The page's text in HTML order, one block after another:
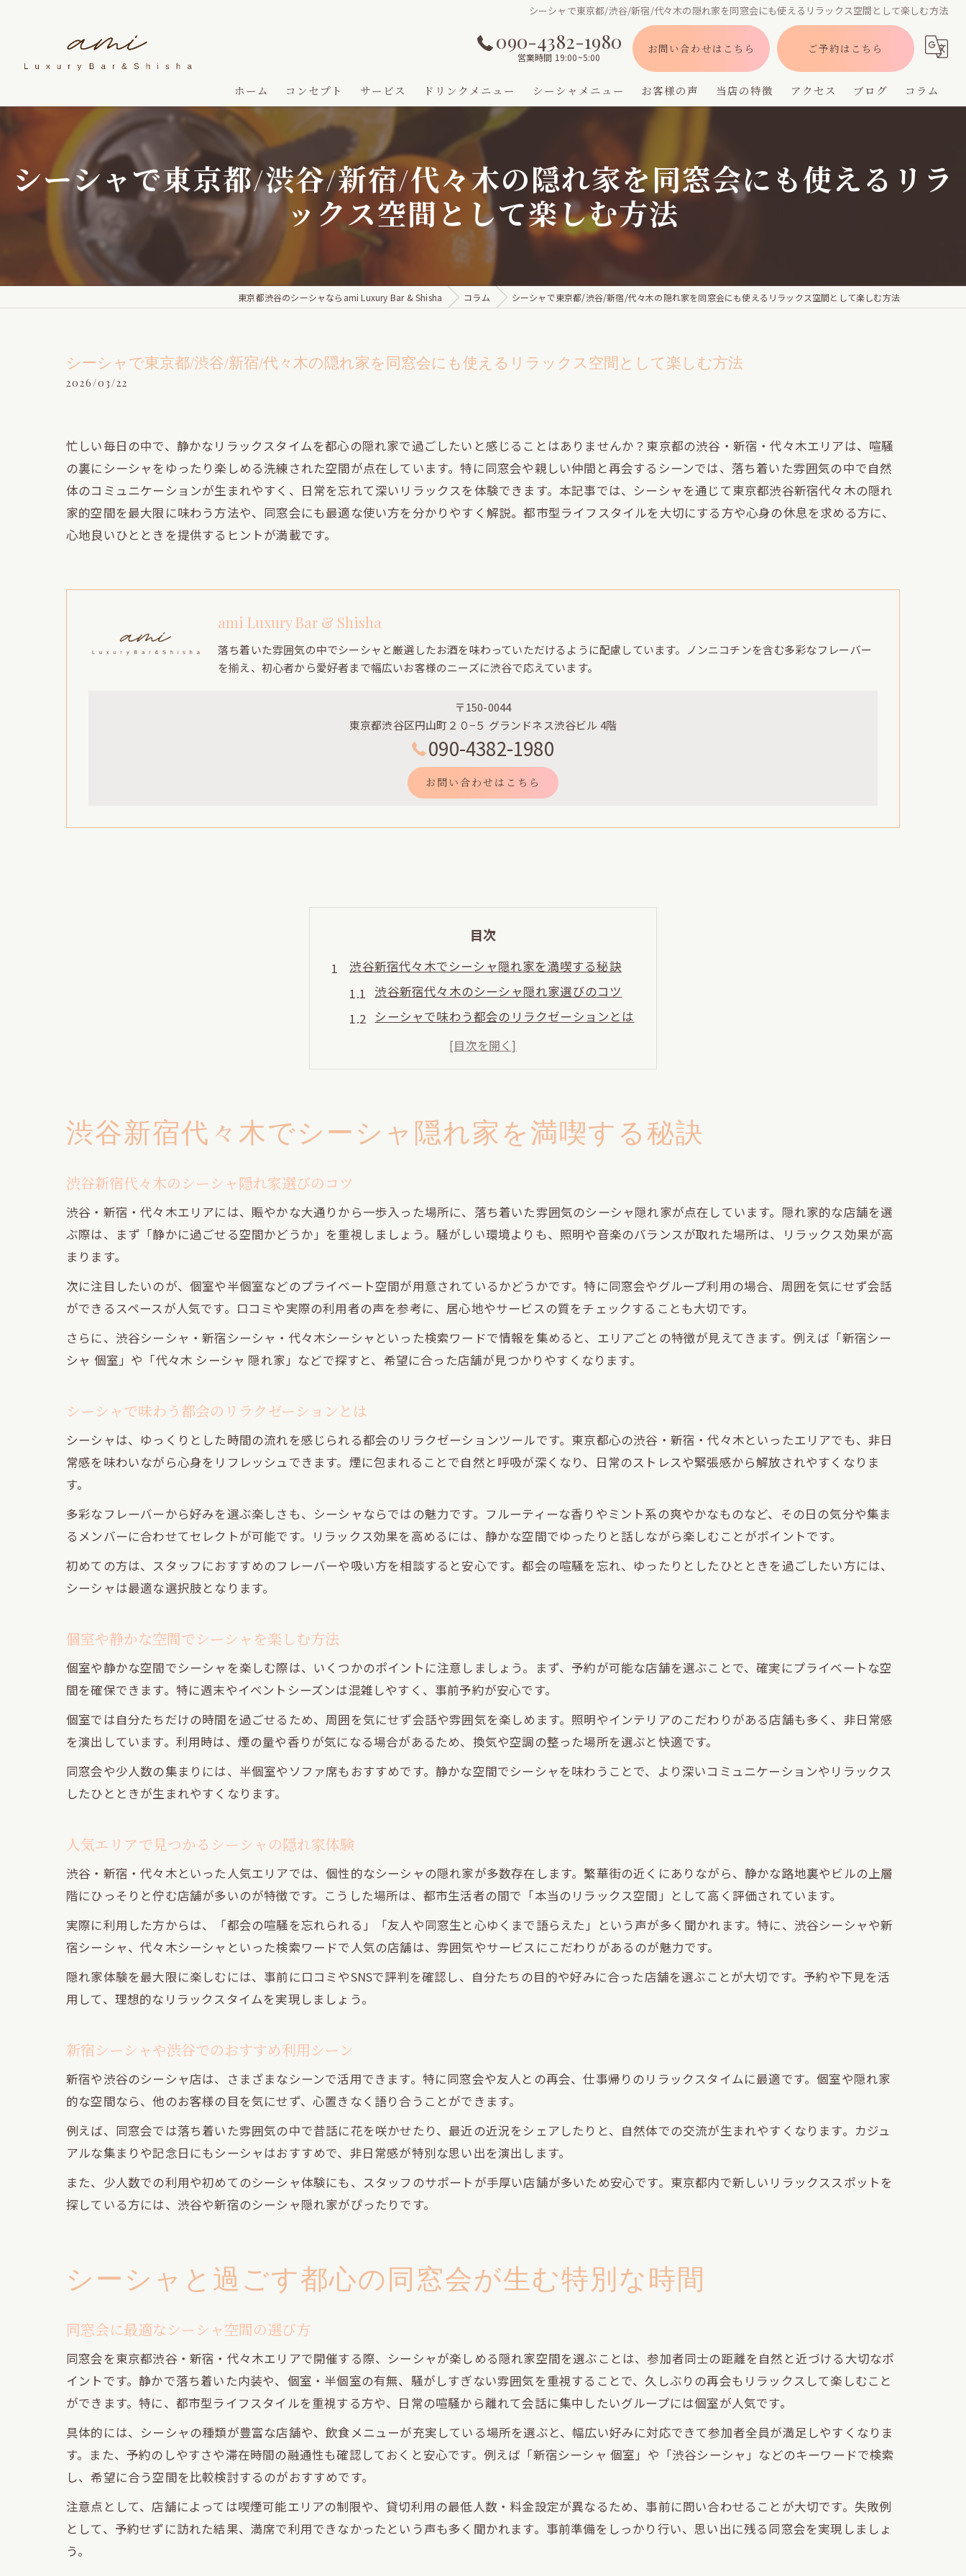
シーシャで東京都/渋谷/新宿/代々木の隠れ家を同窓会にも使えるリラックス空間として楽しむ方法
090-4382-1980
営業時間 19:00~5:00
お問い合わせはこちら ご予約はこちら
ホーム コンセプト サービス ドリンクメニュー シーシャメニュー お客様の声 当店の特徴
深夜営業
デート
アクセス ブログ コラム
シーシャで東京都/渋谷/新宿/代々木の隠れ家を同窓会にも使えるリラ
ックス空間として楽しむ方法
東京都渋谷のシーシャならami Luxury Bar & Shisha コラム シーシャで東京都/渋谷/新宿/代々木の隠れ家を同窓会にも使えるリラックス空間として楽しむ方法
シーシャで東京都/渋谷/新宿/代々木の隠れ家を同窓会にも使えるリラックス空間として楽しむ方法
2026/03/22
忙しい毎日の中で、静かなリラックスタイムを都心の隠れ家で過ごしたいと感じることはありませんか？東京都の渋谷・新宿・代々木エリアは、喧騒
の裏にシーシャをゆったり楽しめる洗練された空間が点在しています。特に同窓会や親しい仲間と再会するシーンでは、落ち着いた雰囲気の中で自然
体のコミュニケーションが生まれやすく、日常を忘れて深いリラックスを体験できます。本記事では、シーシャを通じて東京都渋谷新宿代々木の隠れ
家的空間を最大限に味わう方法や、同窓会にも最適な使い方を分かりやすく解説。都市型ライフスタイルを大切にする方や心身の休息を求める方に、
心地良いひとときを提供するヒントが満載です。
ami Luxury Bar & Shisha
落ち着いた雰囲気の中でシーシャと厳選したお酒を味わっていただけるように配慮しています。ノンニコチンを含む多彩なフレーバー
を揃え、初心者から愛好者まで幅広いお客様のニーズに渋谷で応えています。
〒150-0044
東京都渋谷区円山町２０−５ グランドネス渋谷ビル 4階
090-4382-1980
お問い合わせはこちら
目次
渋谷新宿代々木でシーシャ隠れ家を満喫する秘訣
渋谷新宿代々木のシーシャ隠れ家選びのコツ
シーシャで味わう都会のリラクゼーションとは
個室や静かな空間でシーシャを楽しむ方法
人気エリアで見つかるシーシャの隠れ家体験
シーシャと過ごす都心の同窓会が生む特別な時間
同窓会に最適なシーシャ空間の選び方
個室でシーシャと語らう同窓会の新定番
シーシャが生むリラックス感と特別な時間
静かなシーシャ空間で心身をリセットする方法
都会の隠れ家で過ごすシーシャの癒し時間
新宿や渋谷のシーシャで味わう深い安らぎ
代々木の落ち着くシーシャ個室利用のすすめ
リラックスと社交が両立する隠れ家の楽しみ方
シーシャで始まる自然なコミュニケーション
友人との会話が弾むリラックス空間の魅力
個室シーシャで体験する静かな交流時間
仕事帰りに最適なシーシャの使い方とは
同窓会におすすめのシーシャ体験とは
個室シーシャで作る思い出のひととき
シーシャと共に過ごす同窓会の魅力とは
新しいチルワーク空間としてのシーシャ活用法
シーシャカフェで実現するチルワーク体験
リラックスしながら仕事が進む空間作り
渋谷新宿代々木でシーシャ隠れ家を満喫する秘訣
渋谷新宿代々木のシーシャ隠れ家選びのコツ
渋谷・新宿・代々木エリアには、賑やかな大通りから一歩入った場所に、落ち着いた雰囲気のシーシャ隠れ家が点在しています。隠れ家的な店舗を選
ぶ際は、まず「静かに過ごせる空間かどうか」を重視しましょう。騒がしい環境よりも、照明や音楽のバランスが取れた場所は、リラックス効果が高
まります。
次に注目したいのが、個室や半個室などのプライベート空間が用意されているかどうかです。特に同窓会やグループ利用の場合、周囲を気にせず会話
ができるスペースが人気です。口コミや実際の利用者の声を参考に、居心地やサービスの質をチェックすることも大切です。
さらに、渋谷シーシャ・新宿シーシャ・代々木シーシャといった検索ワードで情報を集めると、エリアごとの特徴が見えてきます。例えば「新宿シー
シャ 個室」や「代々木 シーシャ 隠れ家」などで探すと、希望に合った店舗が見つかりやすくなります。
シーシャで味わう都会のリラクゼーションとは
シーシャは、ゆっくりとした時間の流れを感じられる都会のリラクゼーションツールです。東京都心の渋谷・新宿・代々木といったエリアでも、非日
常感を味わいながら心身をリフレッシュできます。煙に包まれることで自然と呼吸が深くなり、日常のストレスや緊張感から解放されやすくなりま
す。
多彩なフレーバーから好みを選ぶ楽しさも、シーシャならではの魅力です。フルーティーな香りやミント系の爽やかなものなど、その日の気分や集ま
るメンバーに合わせてセレクトが可能です。リラックス効果を高めるには、静かな空間でゆったりと話しながら楽しむことがポイントです。
初めての方は、スタッフにおすすめのフレーバーや吸い方を相談すると安心です。都会の喧騒を忘れ、ゆったりとしたひとときを過ごしたい方には、
シーシャは最適な選択肢となります。
個室や静かな空間でシーシャを楽しむ方法
個室や静かな空間でシーシャを楽しむ際は、いくつかのポイントに注意しましょう。まず、予約が可能な店舗を選ぶことで、確実にプライベートな空
間を確保できます。特に週末やイベントシーズンは混雑しやすく、事前予約が安心です。
個室では自分たちだけの時間を過ごせるため、周囲を気にせず会話や雰囲気を楽しめます。照明やインテリアのこだわりがある店舗も多く、非日常感
を演出しています。利用時は、煙の量や香りが気になる場合があるため、換気や空調の整った場所を選ぶと快適です。
同窓会や少人数の集まりには、半個室やソファ席もおすすめです。静かな空間でシーシャを味わうことで、より深いコミュニケーションやリラックス
したひとときが生まれやすくなります。
人気エリアで見つかるシーシャの隠れ家体験
渋谷・新宿・代々木といった人気エリアでは、個性的なシーシャの隠れ家が多数存在します。繁華街の近くにありながら、静かな路地裏やビルの上層
階にひっそりと佇む店舗が多いのが特徴です。こうした場所は、都市生活者の間で「本当のリラックス空間」として高く評価されています。
実際に利用した方からは、「都会の喧騒を忘れられる」「友人や同窓生と心ゆくまで語らえた」という声が多く聞かれます。特に、渋谷シーシャや新
宿シーシャ、代々木シーシャといった検索ワードで人気の店舗は、雰囲気やサービスにこだわりがあるのが魅力です。
隠れ家体験を最大限に楽しむには、事前に口コミやSNSで評判を確認し、自分たちの目的や好みに合った店舗を選ぶことが大切です。予約や下見を活
用して、理想的なリラックスタイムを実現しましょう。
新宿シーシャや渋谷でのおすすめ利用シーン
新宿や渋谷のシーシャ店は、さまざまなシーンで活用できます。特に同窓会や友人との再会、仕事帰りのリラックスタイムに最適です。個室や隠れ家
的な空間なら、他のお客様の目を気にせず、心置きなく語り合うことができます。
例えば、同窓会では落ち着いた雰囲気の中で昔話に花を咲かせたり、最近の近況をシェアしたりと、自然体での交流が生まれやすくなります。カジュ
アルな集まりや記念日にもシーシャはおすすめで、非日常感が特別な思い出を演出します。
また、少人数での利用や初めてのシーシャ体験にも、スタッフのサポートが手厚い店舗が多いため安心です。東京都内で新しいリラックススポットを
探している方には、渋谷や新宿のシーシャ隠れ家がぴったりです。
シーシャと過ごす都心の同窓会が生む特別な時間
同窓会に最適なシーシャ空間の選び方
同窓会を東京都渋谷・新宿・代々木エリアで開催する際、シーシャが楽しめる隠れ家空間を選ぶことは、参加者同士の距離を自然と近づける大切なポ
イントです。静かで落ち着いた内装や、個室・半個室の有無、騒がしすぎない雰囲気を重視することで、久しぶりの再会もリラックスして楽しむこと
ができます。特に、都市型ライフスタイルを重視する方や、日常の喧騒から離れて会話に集中したいグループには個室が人気です。
具体的には、シーシャの種類が豊富な店舗や、飲食メニューが充実している場所を選ぶと、幅広い好みに対応できて参加者全員が満足しやすくなりま
す。また、予約のしやすさや滞在時間の融通性も確認しておくと安心です。例えば「新宿シーシャ 個室」や「渋谷シーシャ」などのキーワードで検索
し、希望に合う空間を比較検討するのがおすすめです。
注意点として、店舗によっては喫煙可能エリアの制限や、貸切利用の最低人数・料金設定が異なるため、事前に問い合わせることが大切です。失敗例
として、予約せずに訪れた結果、満席で利用できなかったという声も多く聞かれます。事前準備をしっかり行い、思い出に残る同窓会を実現しましょ
う。